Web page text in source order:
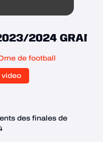
2024 GRAND
de football
des finales de